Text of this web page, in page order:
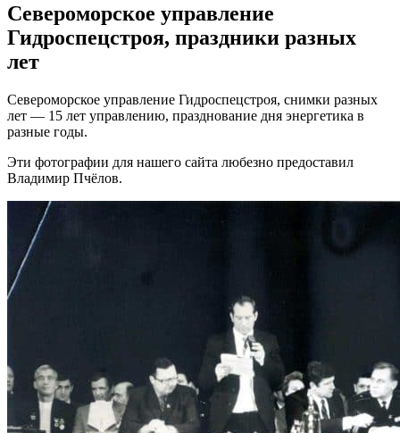
Североморское управление
Гидроспецстроя, праздники разных
лет
Североморское управление Гидроспецстроя, снимки разных
лет — 15 лет управлению, празднование дня энергетика в
разные годы.
Эти фотографии для нашего сайта любезно предоставил
Владимир Пчёлов.